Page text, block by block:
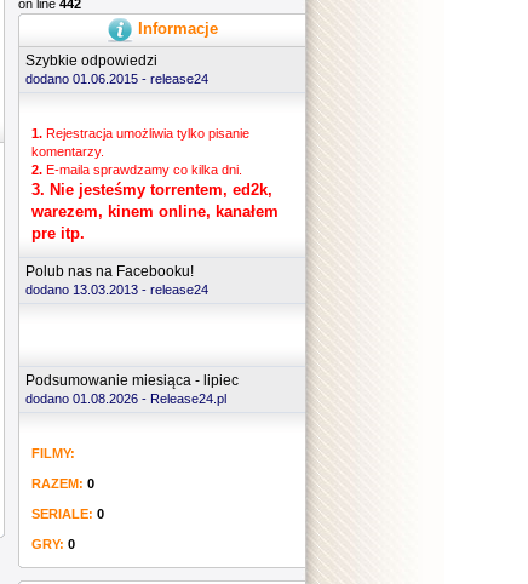
on line 442
Informacje
Szybkie odpowiedzi
dodano 01.06.2015 - release24
1. Rejestracja umożliwia tylko pisanie
komentarzy.
2. E-maila sprawdzamy co kilka dni.
3. Nie jesteśmy torrentem, ed2k,
warezem, kinem online, kanałem
pre itp.
Polub nas na Facebooku!
dodano 13.03.2013 - release24
Podsumowanie miesiąca - lipiec
dodano 01.08.2026 - Release24.pl
FILMY:
RAZEM: 0
SERIALE: 0
GRY: 0